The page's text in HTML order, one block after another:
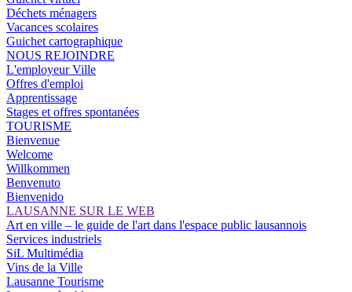
Déchets ménagers
Vacances scolaires
Guichet cartographique
NOUS REJOINDRE
L'employeur Ville
Offres d'emploi
Apprentissage
Stages et offres spontanées
TOURISME
Bienvenue
Welcome
Willkommen
Benvenuto
Bienvenido
LAUSANNE SUR LE WEB
Art en ville – le guide de l'art dans l'espace public lausannois
Services industriels
SiL Multimédia
Vins de la Ville
Lausanne Tourisme